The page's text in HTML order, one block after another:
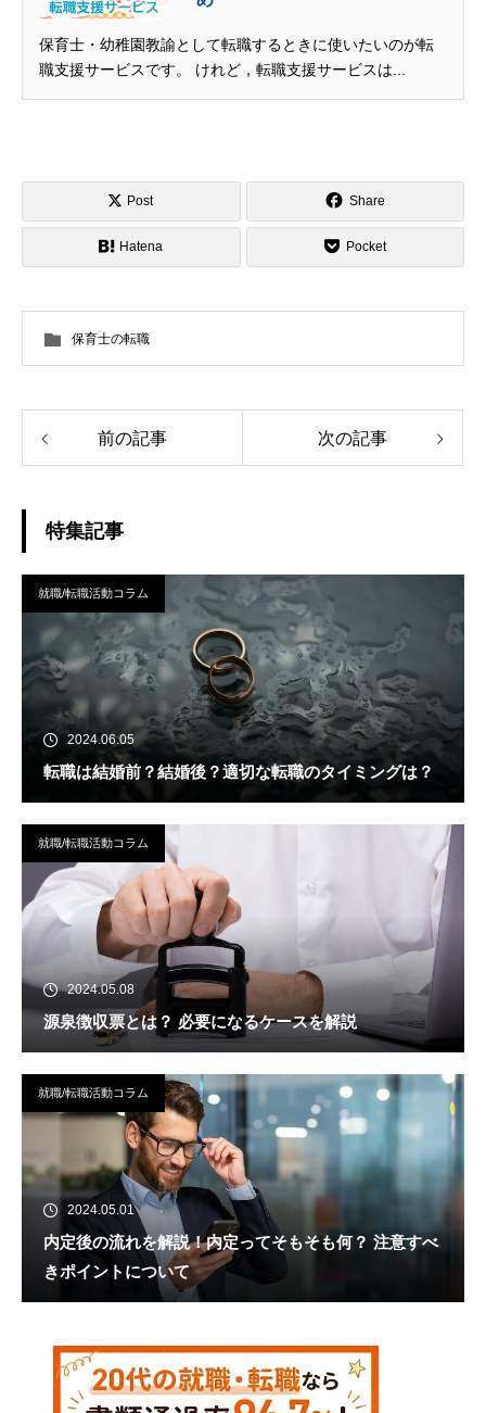
保育士・幼稚園教諭として転職するときに使いたいのが転
職支援サービスです。 けれど，転職支援サービスは...
Post Share
Hatena Pocket
保育士の転職
前の記事 次の記事
特集記事
就職/転職活動コラム
2024.06.05
転職は結婚前？結婚後？適切な転職のタイミングは？
就職/転職活動コラム
2024.05.08
源泉徴収票とは？ 必要になるケースを解説
就職/転職活動コラム
2024.05.01
内定後の流れを解説！内定ってそもそも何？ 注意すべ
きポイントについて